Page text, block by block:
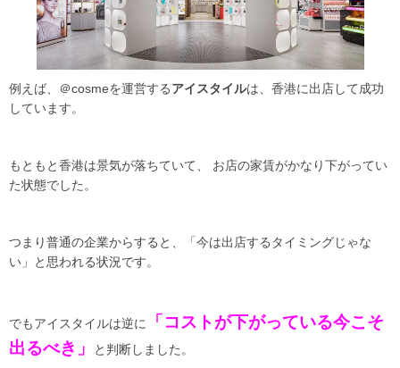
例えば、＠cosmeを運営するアイスタイルは、香港に出店して成功
しています。
もともと香港は景気が落ちていて、 お店の家賃がかなり下がってい
た状態でした。
つまり普通の企業からすると、「今は出店するタイミングじゃな
い」と思われる状況です。
でもアイスタイルは逆に
「コストが下がっている今こそ
出るべき」
と判断しました。